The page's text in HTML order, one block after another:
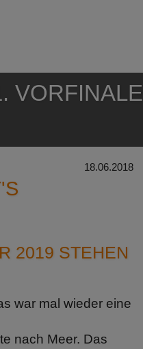
VORFINALE
18.06.2018
2019 STEHEN
war mal wieder eine
nach Meer. Das